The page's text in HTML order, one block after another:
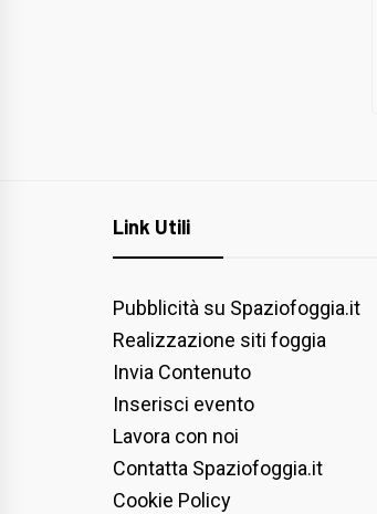
Link Utili
Pubblicità su Spaziofoggia.it
Realizzazione siti foggia
Invia Contenuto
Inserisci evento
Lavora con noi
Contatta Spaziofoggia.it
Cookie Policy